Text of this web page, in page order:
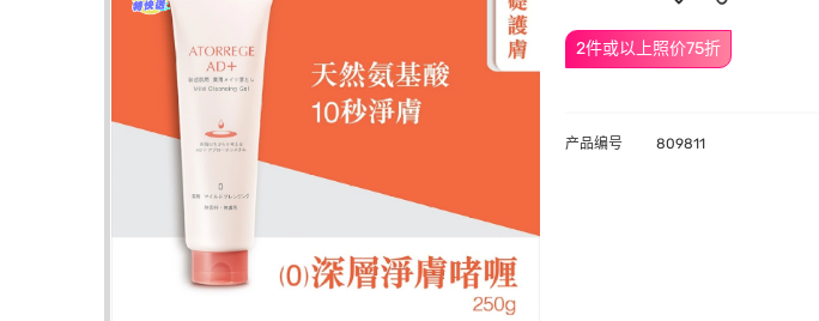
2件或以上照价75折
产品编号 809811